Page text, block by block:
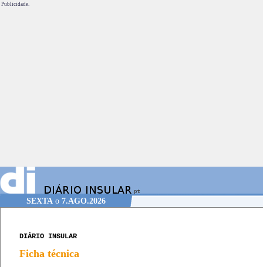
Publicidade.
SEXTA o 7.AGO.2026
DIÁRIO INSULAR
Ficha técnica